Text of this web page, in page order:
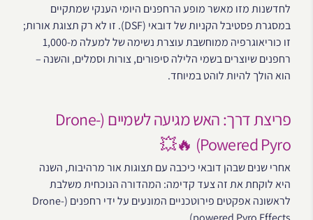
לחדשנות מזו מאשר מופע הרחפנים היומי הענקי שמתקיים
במסגרת פסטיבל הקניות של דובאי (DSF). זו לא רק תצוגת אורות;
זו כוריאוגרפיה ממוחשבת עוצרת נשימה של למעלה מ-1,000
רחפנים שיוצרים בשמי הלילה סיפורים, צורות וסמלים, והשנה –
הוא הולך להיות לוהט במיוחד.
פריצת דרך: האש מגיעה לשמיים (Drone-
Powered Pyro) 🔥💥
אחרי שנים שבהן דובאי כיכבה עם תצוגות אור מרהיבות, השנה
היא לוקחת את זה צעד קדימה: המהדורה הנוכחית משלבת
לראשונה אפקטים פירוטכניים המונעים על ידי רחפנים (Drone-